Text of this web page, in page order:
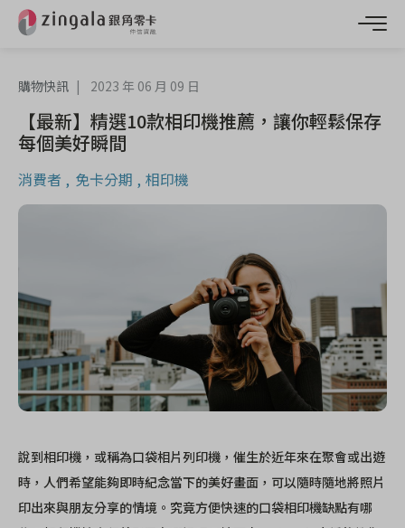
購物快訊 2023 年 06 月 09 日
【最新】精選10款相印機推薦，讓你輕鬆保存
每個美好瞬間
消費者 免卡分期 相印機
說到相印機，或稱為口袋相片列印機，催生於近年來在聚會或出遊
時，人們希望能夠即時紀念當下的美好畫面，可以隨時隨地將照片
印出來與朋友分享的情境。究竟方便快速的口袋相印機缺點有哪